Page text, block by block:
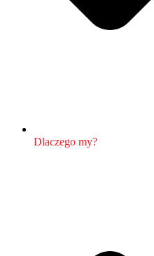
Dlaczego my?